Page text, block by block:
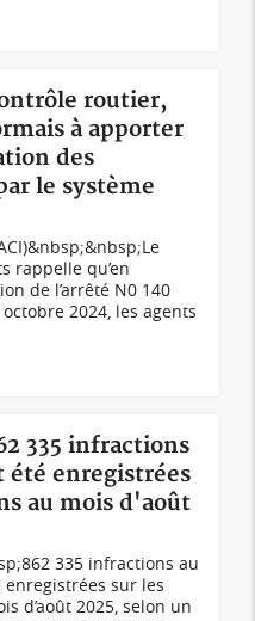
routier,
à apporter
des
le système
rappelle qu’en
de l’arrêté N0 140
2024, les agents
335 infractions
été enregistrées
au mois d'août
335 infractions au
sur les
d’août 2025, selon un